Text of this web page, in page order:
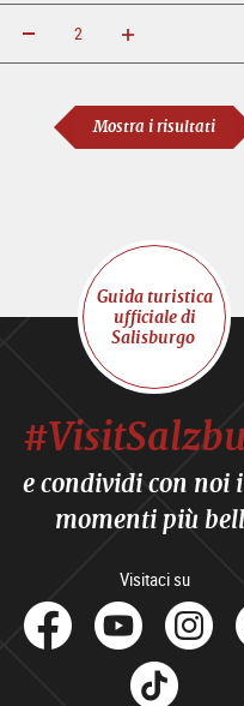
ingrandisci diminuisci
Mostra i risultati
Guida turistica
ufficiale di
Salisburgo
e condividi con noi
momenti più
Visitaci su
Tik